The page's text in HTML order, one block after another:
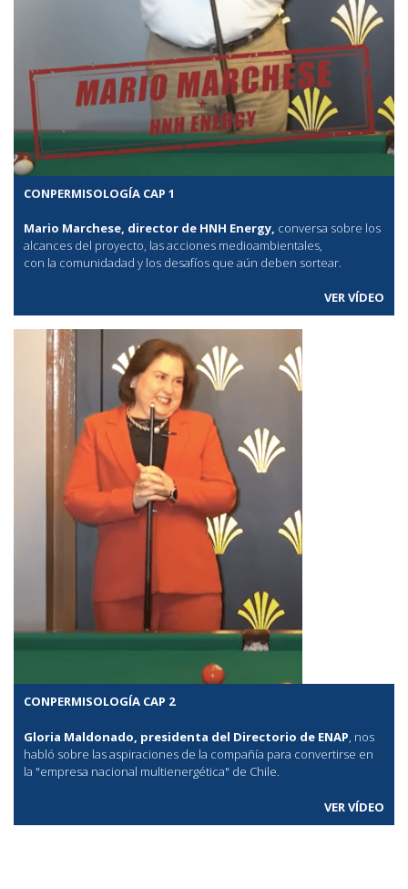
CONPERMISOLOGÍA CAP 1
Mario Marchese, director de HNH Energy, conversa sobre los
alcances del proyecto, las acciones medioambientales,
con la comunidadad y los desafíos que aún deben sortear.
VER VÍDEO
CONPERMISOLOGÍA CAP 2
Gloria Maldonado, presidenta del Directorio de ENAP, nos
habló sobre las aspiraciones de la compañía para convertirse en
la "empresa nacional multienergética" de Chile.
VER VÍDEO